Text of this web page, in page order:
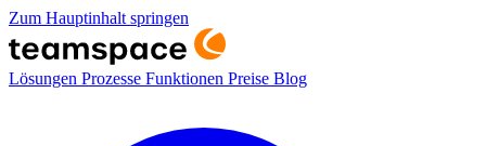
Zum Hauptinhalt springen
Lösungen Prozesse Funktionen Preise Blog